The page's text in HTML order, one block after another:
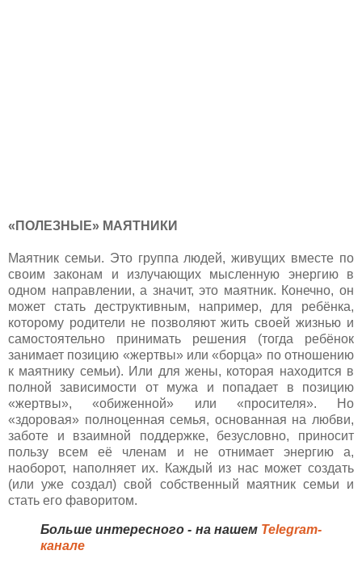
«ПОЛЕЗНЫЕ» МАЯТНИКИ
Маятник семьи. Это группа людей, живущих вместе по
своим законам и излучающих мысленную энергию в
одном направлении, а значит, это маятник. Конечно, он
может стать деструктивным, например, для ребёнка,
которому родители не позволяют жить своей жизнью и
самостоятельно принимать решения (тогда ребёнок
занимает позицию «жертвы» или «борца» по отношению
к маятнику семьи). Или для жены, которая находится в
полной зависимости от мужа и попадает в позицию
«жертвы», «обиженной» или «просителя». Но
«здоровая» полноценная семья, основанная на любви,
заботе и взаимной поддержке, безусловно, приносит
пользу всем её членам и не отнимает энергию а,
наоборот, наполняет их. Каждый из нас может создать
(или уже создал) свой собственный маятник семьи и
стать его фаворитом.
Больше интересного - на нашем Telegram-
канале